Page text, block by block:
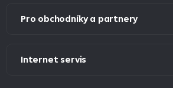
Pro obchodníky a partnery
Internet servis